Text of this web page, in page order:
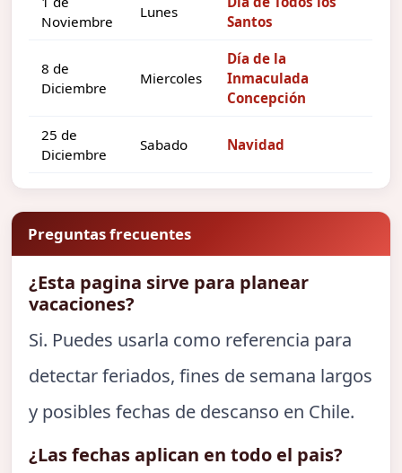
Noviembre
Lunes
Santos
8 de
Diciembre
Miercoles
Día de la
Inmaculada
Concepción
25 de
Diciembre
Sabado Navidad
Preguntas frecuentes
¿Esta pagina sirve para planear
vacaciones?
Si. Puedes usarla como referencia para
detectar feriados, fines de semana largos
y posibles fechas de descanso en Chile.
¿Las fechas aplican en todo el pais?